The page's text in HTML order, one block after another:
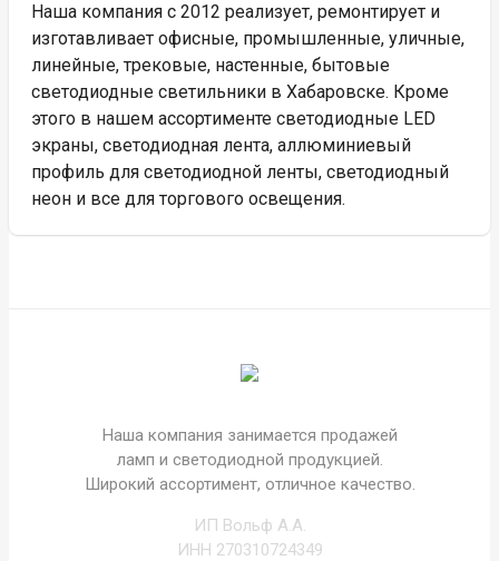
Наша компания с 2012 реализует, ремонтирует и
изготавливает офисные, промышленные, уличные,
линейные, трековые, настенные, бытовые
светодиодные светильники в Хабаровске. Кроме
этого в нашем ассортименте светодиодные LED
экраны, светодиодная лента, аллюминиевый
профиль для светодиодной ленты, светодиодный
неон и все для торгового освещения.
Наша компания занимается продажей
ламп и светодиодной продукцией.
Широкий ассортимент, отличное качество.
ИП Вольф А.А.
ИНН 270310724349